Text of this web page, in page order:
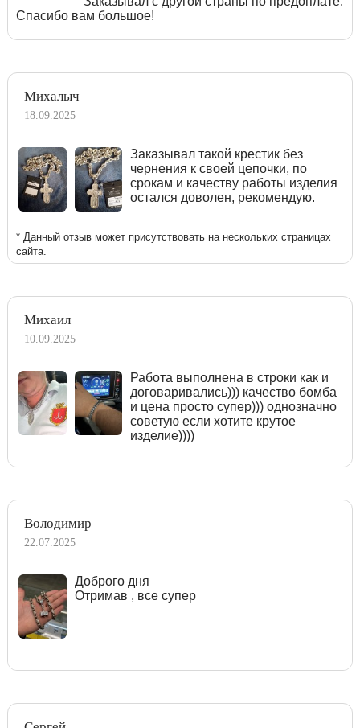
Спасибо вам большое!
Михалыч
18.09.2025
Заказывал такой крестик без
чернения к своей цепочки, по
срокам и качеству работы изделия
остался доволен, рекомендую.
* Данный отзыв может присутствовать на нескольких страницах
сайта.
Михаил
10.09.2025
Работа выполнена в строки как и
договаривались))) качество бомба
и цена просто супер))) однозначно
советую если хотите крутое
изделие))))
Володимир
22.07.2025
Доброго дня
Отримав , все супер